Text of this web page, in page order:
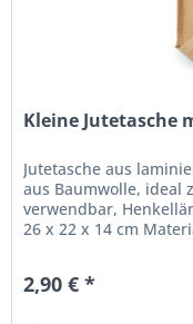
Kleine Jutetasche
Jutetasche aus
aus Baumwolle, ideal
verwendbar,
26 x 22 x 14 cm
2,90 € *